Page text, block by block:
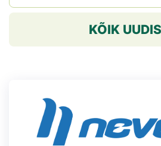
KÕIK